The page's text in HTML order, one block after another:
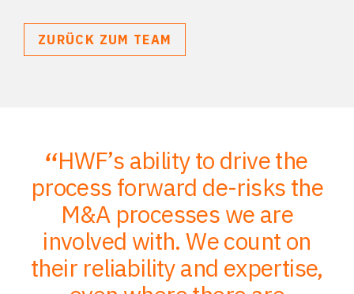
ZURÜCK ZUM TEAM
HWF’s ability to drive the
process forward de-risks the
M&A processes we are
involved with. We count on
their reliability and expertise,